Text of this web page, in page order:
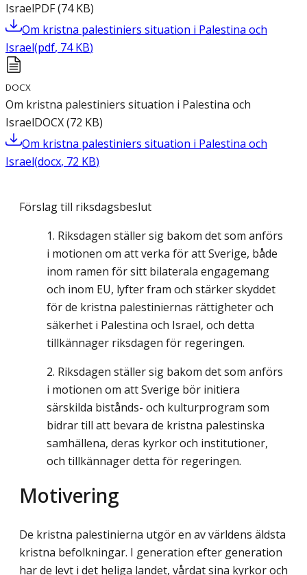
IsraelPDF(74 KB)
Om kristna palestiniers situation i Palestina och
Israel(pdf, 74 KB)
DOCX
Om kristna palestiniers situation i Palestina och
IsraelDOCX(72 KB)
Om kristna palestiniers situation i Palestina och
Israel(docx, 72 KB)
Förslag till riksdagsbeslut
Riksdagen ställer sig bakom det som anförs
i motionen om att verka för att Sverige, både
inom ramen för sitt bilaterala engagemang
och inom EU, lyfter fram och stärker skyddet
för de kristna palestiniernas rättigheter och
säkerhet i Palestina och Israel, och detta
tillkännager riksdagen för regeringen.
Riksdagen ställer sig bakom det som anförs
i motionen om att Sverige bör initiera
särskilda bistånds- och kulturprogram som
bidrar till att bevara de kristna palestinska
samhällena, deras kyrkor och institutioner,
och tillkännager detta för regeringen.
Motivering
De kristna palestinierna utgör en av världens äldsta
kristna befolkningar. I generation efter generation
har de levt i det heliga landet, vårdat sina kyrkor och